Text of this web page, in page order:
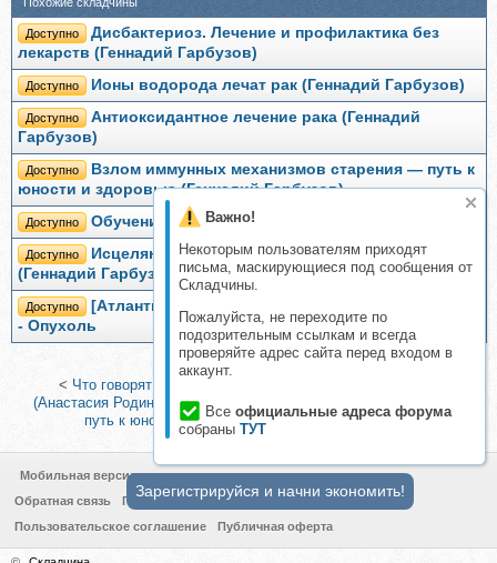
Важно!
Некоторым пользователям приходят
письма, маскирующиеся под сообщения от
Складчины.
Пожалуйста, не переходите по
подозрительным ссылкам и всегда
проверяйте адрес сайта перед входом в
аккаунт.
Все официальные адреса форума
собраны ТУТ
Доступно
Дисбактериоз. Лечение и профилактика без
лекарств (Геннадий Гарбузов)
Доступно Ионы водорода лечат рак (Геннадий Гарбузов)
Доступно
Антиоксидантное лечение рака (Геннадий
Гарбузов)
Доступно
Взлом иммунных механизмов старения — путь к
юности и здоровью (Геннадий Гарбузов)
Доступно Обучение гипнозу, 2017 (Геннадий Иванов)
Доступно
Исцеляющая тайна воды за семью замками
(Геннадий Гарбузов)
Доступно
[Атлантида] Видеозаклинание 1 типа - Лечебное
- Опухоль
< Что говорят ваши анализы: как кормить себя по науке
(Анастасия Родина)
Взлом иммунных механизмов старения —
путь к юности и здоровью (Геннадий Гарбузов)>
Мобильная версия
Обратная связь
Политика конфиденциальности
Пользовательское соглашение
Публичная оферта
Зарегистрируйся и начни экономить!